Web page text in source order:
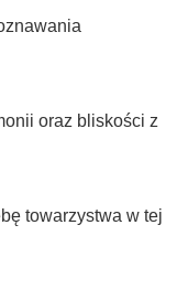
oraz bliskości z
towarzystwa w tej